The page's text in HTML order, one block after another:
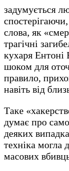
задумується
слова, як
трагічні
кухаря Ентоні
шоком для
правило,
навіть від
Таке
думає про
деяких
техніка могла
масових